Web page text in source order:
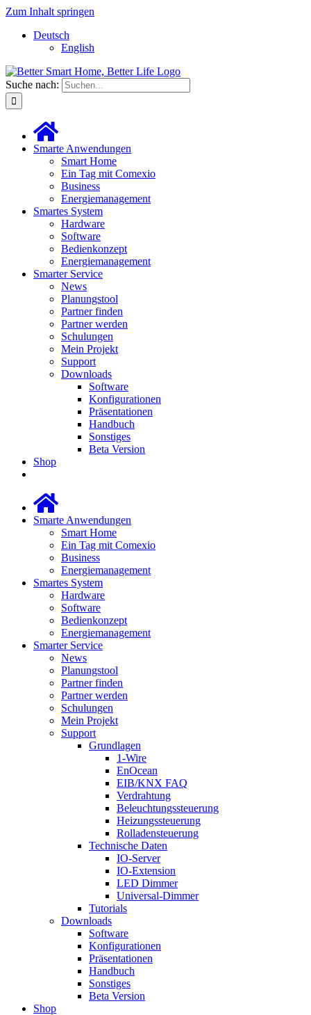
Zum Inhalt springen
Deutsch
English
Suche nach:
Smarte Anwendungen
Smart Home
Ein Tag mit Comexio
Business
Energiemanagement
Smartes System
Hardware
Software
Bedienkonzept
Energiemanagement
Smarter Service
News
Planungstool
Partner finden
Partner werden
Schulungen
Mein Projekt
Support
Downloads
Software
Konfigurationen
Präsentationen
Handbuch
Sonstiges
Beta Version
Shop
Smarte Anwendungen
Smart Home
Ein Tag mit Comexio
Business
Energiemanagement
Smartes System
Hardware
Software
Bedienkonzept
Energiemanagement
Smarter Service
News
Planungstool
Partner finden
Partner werden
Schulungen
Mein Projekt
Support
Grundlagen
1-Wire
EnOcean
EIB/KNX FAQ
Verdrahtung
Beleuchtungssteuerung
Heizungssteuerung
Rolladensteuerung
Technische Daten
IO-Server
IO-Extension
LED Dimmer
Universal-Dimmer
Tutorials
Downloads
Software
Konfigurationen
Präsentationen
Handbuch
Sonstiges
Beta Version
Shop